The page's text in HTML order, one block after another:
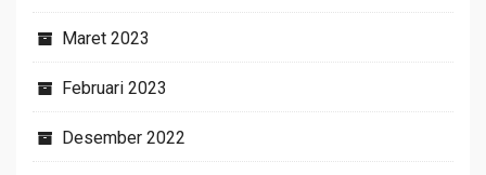
Maret 2023
Februari 2023
Desember 2022